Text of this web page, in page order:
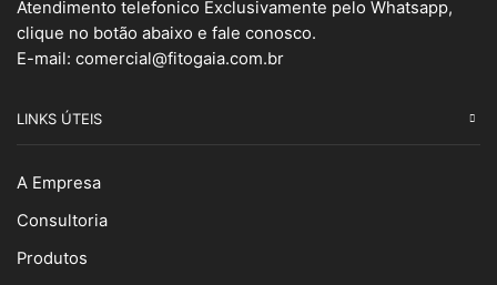
Atendimento telefonico Exclusivamente pelo Whatsapp,
clique no botão abaixo e fale conosco.
E-mail: comercial@fitogaia.com.br
LINKS ÚTEIS
A Empresa
Consultoria
Produtos